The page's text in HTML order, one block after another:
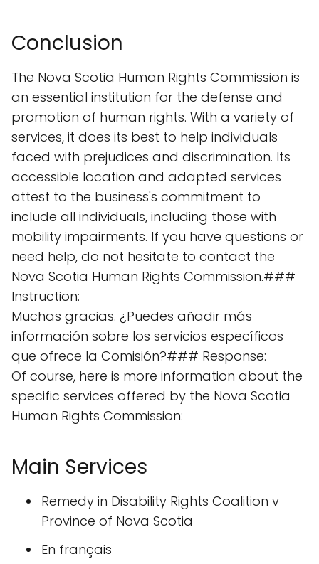
Conclusion
The Nova Scotia Human Rights Commission is
an essential institution for the defense and
promotion of human rights. With a variety of
services, it does its best to help individuals
faced with prejudices and discrimination. Its
accessible location and adapted services
attest to the business's commitment to
include all individuals, including those with
mobility impairments. If you have questions or
need help, do not hesitate to contact the
Nova Scotia Human Rights Commission.###
Instruction:
Muchas gracias. ¿Puedes añadir más
información sobre los servicios específicos
que ofrece la Comisión?### Response:
Of course, here is more information about the
specific services offered by the Nova Scotia
Human Rights Commission:
Main Services
Remedy in Disability Rights Coalition v
Province of Nova Scotia
En français